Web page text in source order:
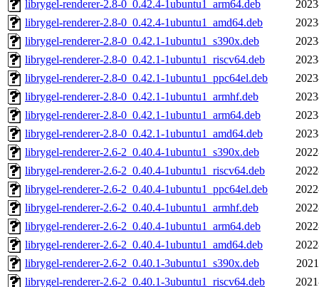
librygel-renderer-2.8-0_0.42.4-1ubuntu1_arm64.deb
librygel-renderer-2.8-0_0.42.4-1ubuntu1_amd64.deb
librygel-renderer-2.8-0_0.42.1-1ubuntu1_s390x.deb
librygel-renderer-2.8-0_0.42.1-1ubuntu1_riscv64.deb
librygel-renderer-2.8-0_0.42.1-1ubuntu1_ppc64el.deb
librygel-renderer-2.8-0_0.42.1-1ubuntu1_armhf.deb
librygel-renderer-2.8-0_0.42.1-1ubuntu1_arm64.deb
librygel-renderer-2.8-0_0.42.1-1ubuntu1_amd64.deb
librygel-renderer-2.6-2_0.40.4-1ubuntu1_s390x.deb
librygel-renderer-2.6-2_0.40.4-1ubuntu1_riscv64.deb
librygel-renderer-2.6-2_0.40.4-1ubuntu1_ppc64el.deb
librygel-renderer-2.6-2_0.40.4-1ubuntu1_armhf.deb
librygel-renderer-2.6-2_0.40.4-1ubuntu1_arm64.deb
librygel-renderer-2.6-2_0.40.4-1ubuntu1_amd64.deb
librygel-renderer-2.6-2_0.40.1-3ubuntu1_s390x.deb
librygel-renderer-2.6-2_0.40.1-3ubuntu1_riscv64.deb